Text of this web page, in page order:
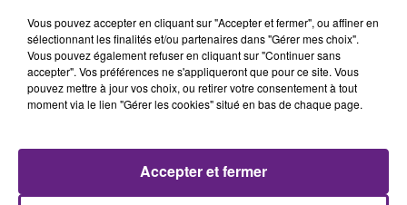
prendra dorénavant les
commandes de la maison
Bourguignonne.
Vous pouvez accepter en cliquant sur "Accepter et fermer", ou affiner en
sélectionnant les finalités et/ou partenaires dans "Gérer mes choix".
Vous pouvez également refuser en cliquant sur "Continuer sans
accepter". Vos préférences ne s'appliqueront que pour ce site. Vous
pouvez mettre à jour vos choix, ou retirer votre consentement à tout
moment via le lien "Gérer les cookies" situé en bas de chaque page.
Accepter et fermer